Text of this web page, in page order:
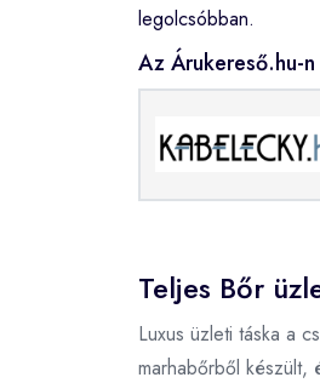
legolcsóbban.
Az Árukereső.hu-
Teljes Bőr
Luxus üzleti táska a
marhabőrből készült,